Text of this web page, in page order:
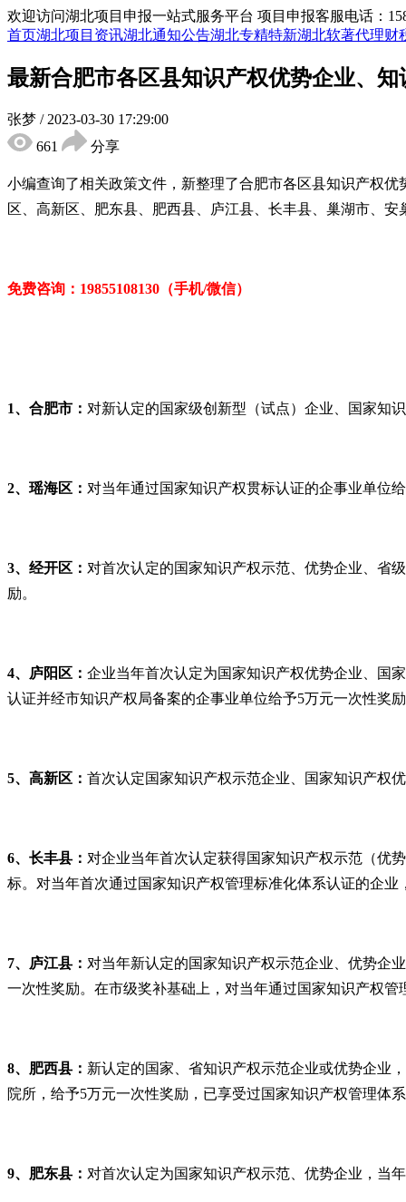
欢迎访问湖北项目申报一站式服务平台 项目申报客服电话：
首页湖北项目资讯湖北通知公告湖北专精特新湖北软著代理财
最新合肥市各区县知识产权优势企业、
张梦 / 2023-03-30 17:29:00
661
分享
小编查询了相关政策文件，新整理了合肥市各区县知识产权
区、高新区、肥东县、肥西县、庐江县、长丰县、巢湖市、
免费咨询：19855108130（手机/微信）
1、 合肥市： 对新认定的国家级创新型（试点）企业、国家知
2、瑶海区： 对当年通过国家知识产权贯标认证的企事业单位
3、经开区： 对首次认定的国家知识产权示范、优势企业、省
励。
4、庐阳区： 企业当年首次认定为国家知识产权优势企业、国
认证并经市知识产权局备案的企事业单位给予5万元一次性奖
5、高新区： 首次认定国家知识产权示范企业、国家知识产权
6、长丰县： 对企业当年首次认定获得国家知识产权示范（优
标。对当年首次通过国家知识产权管理标准化体系认证的企
7、庐江县： 对当年新认定的国家知识产权示范企业、优势企
一次性奖励。在市级奖补基础上，对当年通过国家知识产权
8、肥西县： 新认定的国家、省知识产权示范企业或优势企业
院所，给予5万元一次性奖励，已享受过国家知识产权管理体
9、肥东县： 对首次认定为国家知识产权示范、优势企业，当